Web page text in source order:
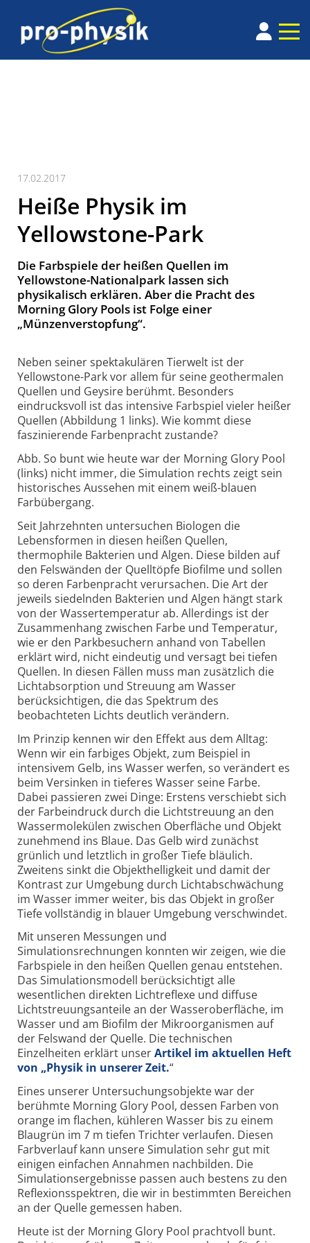
17.02.2017
Heiße Physik im
Yellowstone-Park
Die Farbspiele der heißen Quellen im
Yellowstone-Nationalpark lassen sich
physikalisch erklären. Aber die Pracht des
Morning Glory Pools ist Folge einer
„Münzenverstopfung“.
Neben seiner spektakulären Tierwelt ist der
Yellowstone-Park vor allem für seine geothermalen
Quellen und Geysire berühmt. Besonders
eindrucksvoll ist das intensive Farbspiel vieler heißer
Quellen (Abbildung 1 links). Wie kommt diese
faszinierende Farbenpracht zustande?
Abb. So bunt wie heute war der Morning Glory Pool
(links) nicht immer, die Simulation rechts zeigt sein
historisches Aussehen mit einem weiß-blauen
Farbübergang.
Seit Jahrzehnten untersuchen Biologen die
Lebensformen in diesen heißen Quellen,
thermophile Bakterien und Algen. Diese bilden auf
den Felswänden der Quelltöpfe Biofilme und sollen
so deren Farbenpracht verursachen. Die Art der
jeweils siedelnden Bakterien und Algen hängt stark
von der Wassertemperatur ab. Allerdings ist der
Zusammenhang zwischen Farbe und Temperatur,
wie er den Parkbesuchern anhand von Tabellen
erklärt wird, nicht eindeutig und versagt bei tiefen
Quellen. In diesen Fällen muss man zusätzlich die
Lichtabsorption und Streuung am Wasser
berücksichtigen, die das Spektrum des
beobachteten Lichts deutlich verändern.
Im Prinzip kennen wir den Effekt aus dem Alltag:
Wenn wir ein farbiges Objekt, zum Beispiel in
intensivem Gelb, ins Wasser werfen, so verändert es
beim Versinken in tieferes Wasser seine Farbe.
Dabei passieren zwei Dinge: Erstens verschiebt sich
der Farbeindruck durch die Lichtstreuung an den
Wassermolekülen zwischen Oberfläche und Objekt
zunehmend ins Blaue. Das Gelb wird zunächst
grünlich und letztlich in großer Tiefe bläulich.
Zweitens sinkt die Objekthelligkeit und damit der
Kontrast zur Umgebung durch Lichtabschwächung
im Wasser immer weiter, bis das Objekt in großer
Tiefe vollständig in blauer Umgebung verschwindet.
Mit unseren Messungen und
Simulationsrechnungen konnten wir zeigen, wie die
Farbspiele in den heißen Quellen genau entstehen.
Das Simulationsmodell berücksichtigt alle
wesentlichen direkten Lichtreflexe und diffuse
Lichtstreuungsanteile an der Wasseroberfläche, im
Wasser und am Biofilm der Mikroorganismen auf
der Felswand der Quelle. Die technischen
Einzelheiten erklärt unserArtikel im aktuellen Heft
von „Physik in unserer Zeit.“
Eines unserer Untersuchungsobjekte war der
berühmte Morning Glory Pool, dessen Farben von
orange im flachen, kühleren Wasser bis zu einem
Blaugrün im 7 m tiefen Trichter verlaufen. Diesen
Farbverlauf kann unsere Simulation sehr gut mit
einigen einfachen Annahmen nachbilden. Die
Simulationsergebnisse passen auch bestens zu den
Reflexionsspektren, die wir in bestimmten Bereichen
an der Quelle gemessen haben.
Heute ist der Morning Glory Pool prachtvoll bunt.